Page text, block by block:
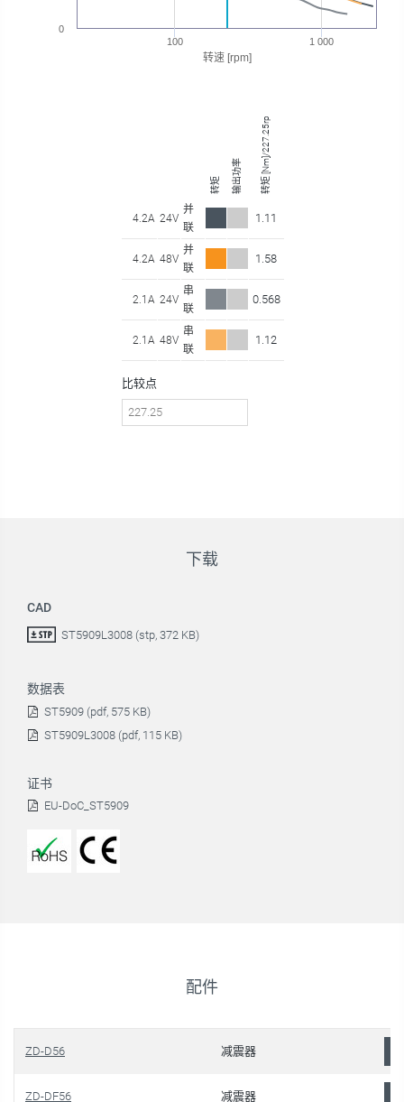
转速 [rpm]
100 1 000
0
转矩 输出功率 转矩 [Nm]/227.25rpm
4.2A 24V
并
联
1.11
4.2A 48V
并
联
1.58
2.1A 24V
串
联
0.568
2.1A 48V
串
联
1.12
比较点
下载
CAD
ST5909L3008 (stp, 372 KB)
数据表
ST5909 (pdf, 575 KB)
ST5909L3008 (pdf, 115 KB)
证书
EU-DoC_ST5909
配件
ZD-D56 减震器
ZD-DF56 减震器